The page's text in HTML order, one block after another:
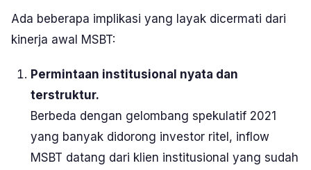
Ada beberapa implikasi yang layak dicermati dari
kinerja awal MSBT:
Permintaan institusional nyata dan
terstruktur.
Berbeda dengan gelombang spekulatif 2021
yang banyak didorong investor ritel, inflow
MSBT datang dari klien institusional yang sudah